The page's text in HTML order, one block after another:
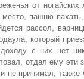
от
место, пашню
рассол,
который
с них нет
отдал ему эти
не принимал,